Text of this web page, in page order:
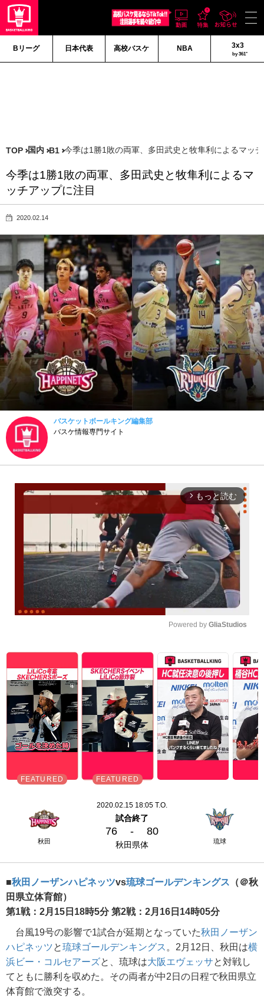
Bリーグ 日本代表 高校バスケ NBA 3x3
by 361°
TOP 国内 B1 今季は1勝1敗の両軍、多田武史と牧隼利によるマッ
今季は1勝1敗の両軍、多田武史と牧隼利によるマ
ッチアップに注目
2020.02.14
バスケットボールキング編集部
バスケ情報専門サイト
arrow_forward_ios もっと読む
Powered by GliaStudios
秋田
2020.02.15 18:05 T.O.
試合終了
76 - 80
秋田県体 琉球
■秋田ノーザンハピネッツvs琉球ゴールデンキングス （＠秋
田県立体育館）
第1戦：2月15日18時5分 第2戦：2月16日14時05分
台風19号の影響で1試合が延期となっていた秋田ノーザン
ハピネッツと琉球ゴールデンキングス 。2月12日、秋田は横
浜ビー・コルセアーズと、琉球は大阪エヴェッサと対戦し
てともに勝利を収めた。その両者が中2日の日程で秋田県立
体育館で激突する。